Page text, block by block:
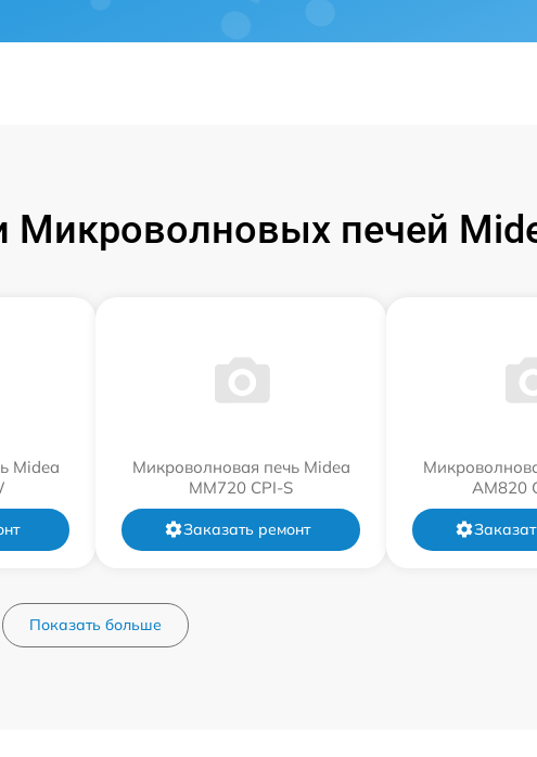
печей
Midea
Микроволновая печь Midea
MM720 CPI-S
Заказать ремонт
AM820
Показать больше